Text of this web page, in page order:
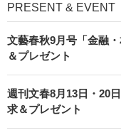
PRESENT & EVENT
文藝春秋9月号「金融
＆プレゼント
週刊文春8月13日・20
求＆プレゼント